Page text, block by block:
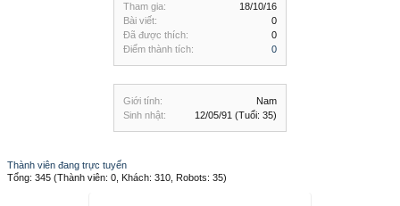
Tham gia:
18/10/16
Bài viết:
0
Đã được thích:
0
Điểm thành tích:
0
Giới tính:
Nam
Sinh nhật:
12/05/91 (Tuổi: 35)
Thành viên đang trực tuyến
Tổng: 345 (Thành viên: 0, Khách: 310, Robots: 35)